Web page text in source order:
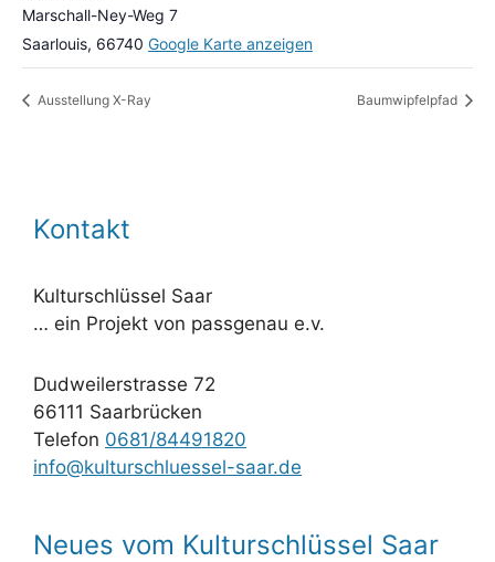
Marschall-Ney-Weg 7
Saarlouis, 66740 Google Karte anzeigen
Ausstellung X-Ray Baumwipfelpfad
Kontakt
Kulturschlüssel Saar
… ein Projekt von passgenau e.v.
Dudweilerstrasse 72
66111 Saarbrücken
Telefon 0681/84491820
info@kulturschluessel-saar.de
Neues vom Kulturschlüssel Saar